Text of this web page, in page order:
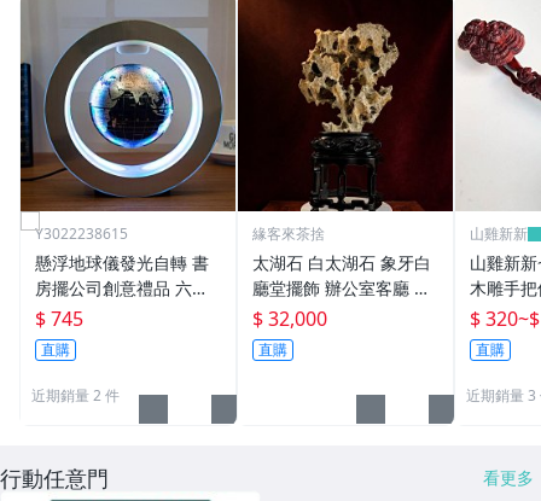
Y3022238615
懸浮地球儀發光自轉 書
房擺公司創意禮品 六一
禮物 商務禮品
$ 745
直購
近期銷量 2 件
緣客來茶捨
太湖石 白太湖石 象牙白
廳堂擺飾 辦公室客廳 高
62cm
$ 32,000
直購
山雞新新
山雞新
木雕手
身盤玩
擺設
$ 320~
直購
近期銷量 3
行動任意門 看更多